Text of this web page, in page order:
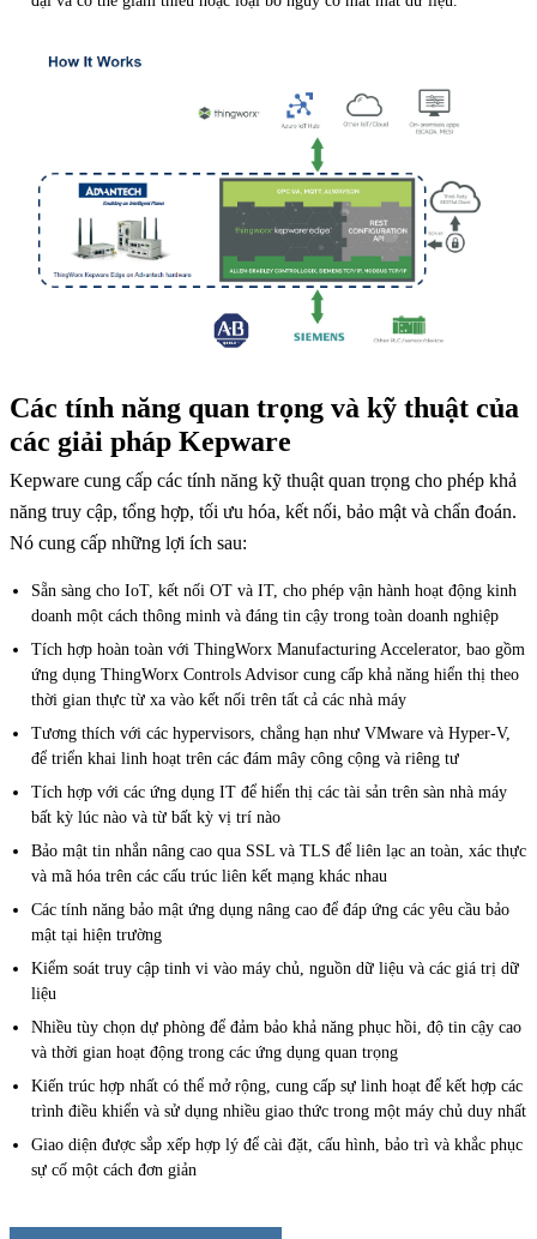
Các tính năng quan trọng và kỹ thuật của
các giải pháp Kepware
Kepware cung cấp các tính năng kỹ thuật quan trọng cho phép khả
năng truy cập, tổng hợp, tối ưu hóa, kết nối, bảo mật và chẩn đoán.
Nó cung cấp những lợi ích sau:
Sẵn sàng cho IoT, kết nối OT và IT, cho phép vận hành hoạt động kinh
doanh một cách thông minh và đáng tin cậy trong toàn doanh nghiệp
Tích hợp hoàn toàn với ThingWorx Manufacturing Accelerator, bao gồm
ứng dụng ThingWorx Controls Advisor cung cấp khả năng hiển thị theo
thời gian thực từ xa vào kết nối trên tất cả các nhà máy
Tương thích với các hypervisors, chẳng hạn như VMware và Hyper-V,
để triển khai linh hoạt trên các đám mây công cộng và riêng tư
Tích hợp với các ứng dụng IT để hiển thị các tài sản trên sàn nhà máy
bất kỳ lúc nào và từ bất kỳ vị trí nào
Bảo mật tin nhắn nâng cao qua SSL và TLS để liên lạc an toàn, xác thực
và mã hóa trên các cấu trúc liên kết mạng khác nhau
Các tính năng bảo mật ứng dụng nâng cao để đáp ứng các yêu cầu bảo
mật tại hiện trường
Kiểm soát truy cập tinh vi vào máy chủ, nguồn dữ liệu và các giá trị dữ
liệu
Nhiều tùy chọn dự phòng để đảm bảo khả năng phục hồi, độ tin cậy cao
và thời gian hoạt động trong các ứng dụng quan trọng
Kiến trúc hợp nhất có thể mở rộng, cung cấp sự linh hoạt để kết hợp các
trình điều khiển và sử dụng nhiều giao thức trong một máy chủ duy nhất
Giao diện được sắp xếp hợp lý để cài đặt, cấu hình, bảo trì và khắc phục
sự cố một cách đơn giản